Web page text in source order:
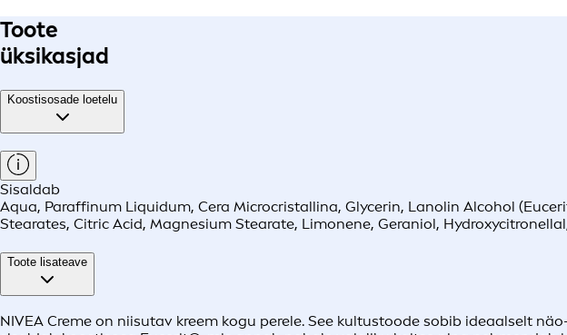
Toote
üksikasjad
Koostisosade loetelu
Sisaldab
Aqua, Paraffinum Liquidum, Cera Microcristallina, Glycerin, Lanolin Alcohol
Stearates, Citric Acid, Magnesium Stearate, Limonene, Geraniol,
Toote lisateave
NIVEA Creme on niisutav kreem kogu perele. See kultustoode sobib ideaalselt